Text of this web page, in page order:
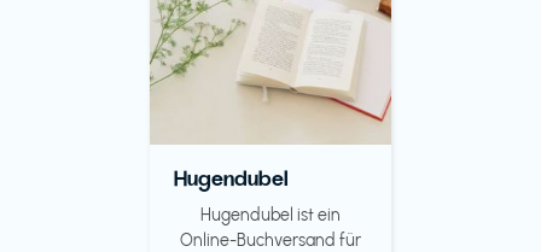
Hugendubel
Hugendubel ist ein
Online-Buchversand für